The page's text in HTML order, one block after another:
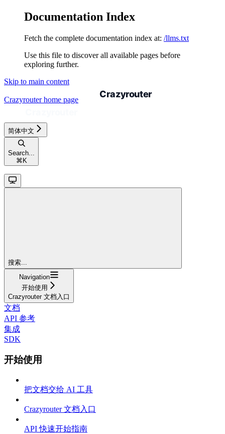
Documentation Index
Fetch the complete documentation index at: /llms.txt
Use this file to discover all available pages before
exploring further.
Skip to main content
Crazyrouterhome page
简体中文
Search...
⌘ K
搜索...
Navigation
开始使用
Crazyrouter 文档入口
文档
API 参考
集成
SDK
开始使用
把文档交给 AI 工具
Crazyrouter 文档入口
API 快速开始指南